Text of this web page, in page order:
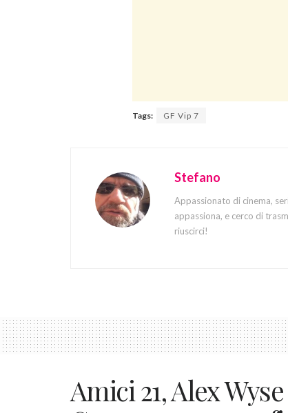
Tags: GF Vip 7
Stefano
Appassionato di cinema,
appassiona, e cerco di
riuscirci!
Amici 21, Alex